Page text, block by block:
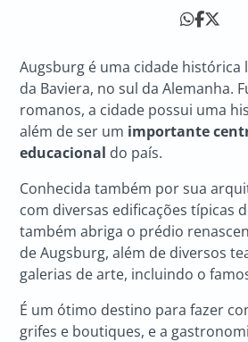
Augsburg é uma cidade histórica
da Baviera, no sul da Alemanha.
romanos, a cidade possui uma
além de ser um importante
educacional do país.
Conhecida também por sua
com diversas edificações típicas
também abriga o prédio
de Augsburg, além de diversos
galerias de arte, incluindo o
É um ótimo destino para fazer
grifes e boutiques, e a